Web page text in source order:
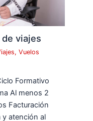
viajes
,Vuelos
Formativo
Al menos 2
Facturación
y atención al